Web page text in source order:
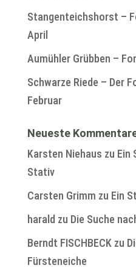
Stangenteichshorst –
April
Aumühler Grübben –
Schwarze Riede – Der
Februar
Neueste
Karsten Niehaus zu Ein
Stativ
Carsten Grimm zu Ein
harald zu Die Suche
Berndt FISCHBECKzu
Fürsteneiche